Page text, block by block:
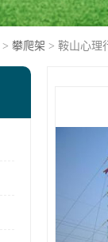
> 攀爬架 > 鞍山心理